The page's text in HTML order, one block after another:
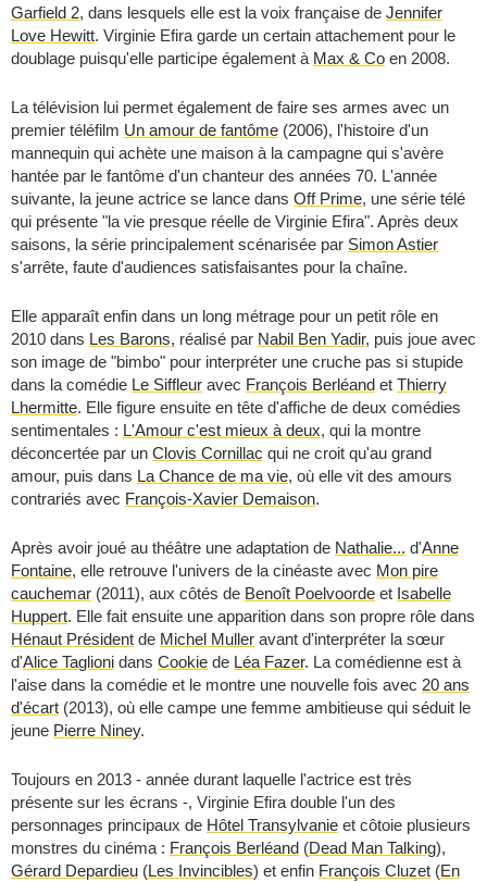
Garfield 2, dans lesquels elle est la voix française de Jennifer
Love Hewitt. Virginie Efira garde un certain attachement pour le
doublage puisqu'elle participe également à Max & Co en 2008.
La télévision lui permet également de faire ses armes avec un
premier téléfilm Un amour de fantôme (2006), l'histoire d'un
mannequin qui achète une maison à la campagne qui s'avère
hantée par le fantôme d'un chanteur des années 70. L'année
suivante, la jeune actrice se lance dans Off Prime, une série télé
qui présente "la vie presque réelle de Virginie Efira". Après deux
saisons, la série principalement scénarisée par Simon Astier
s'arrête, faute d'audiences satisfaisantes pour la chaîne.
Elle apparaît enfin dans un long métrage pour un petit rôle en
2010 dans Les Barons, réalisé par Nabil Ben Yadir, puis joue avec
son image de "bimbo" pour interpréter une cruche pas si stupide
dans la comédie Le Siffleur avec François Berléand et Thierry
Lhermitte. Elle figure ensuite en tête d'affiche de deux comédies
sentimentales : L'Amour c'est mieux à deux, qui la montre
déconcertée par un Clovis Cornillac qui ne croit qu'au grand
amour, puis dans La Chance de ma vie, où elle vit des amours
contrariés avec François-Xavier Demaison.
Après avoir joué au théâtre une adaptation de Nathalie... d'Anne
Fontaine, elle retrouve l'univers de la cinéaste avec Mon pire
cauchemar (2011), aux côtés de Benoît Poelvoorde et Isabelle
Huppert. Elle fait ensuite une apparition dans son propre rôle dans
Hénaut Président de Michel Muller avant d'interpréter la sœur
d'Alice Taglioni dans Cookie de Léa Fazer. La comédienne est à
l'aise dans la comédie et le montre une nouvelle fois avec 20 ans
d'écart (2013), où elle campe une femme ambitieuse qui séduit le
jeune Pierre Niney.
Toujours en 2013 - année durant laquelle l'actrice est très
présente sur les écrans -, Virginie Efira double l'un des
personnages principaux de Hôtel Transylvanie et côtoie plusieurs
monstres du cinéma : François Berléand (Dead Man Talking),
Gérard Depardieu (Les Invincibles) et enfin François Cluzet (En